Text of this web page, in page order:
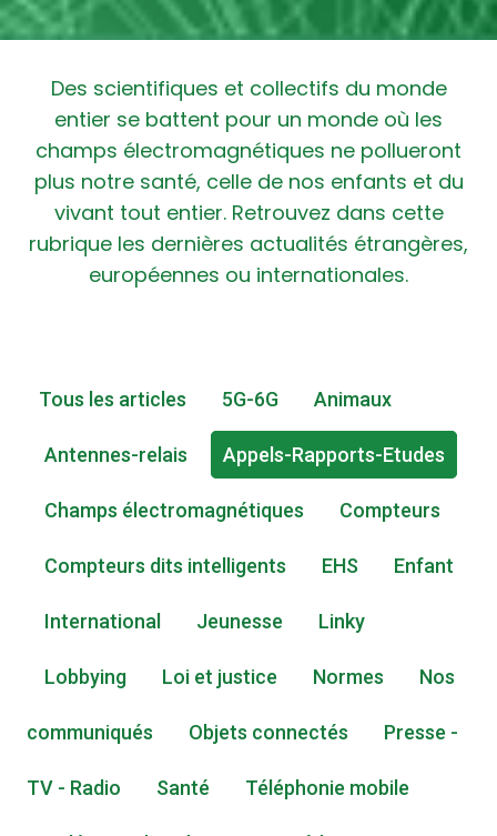
Des scientifiques et collectifs du monde
entier se battent pour un monde où les
champs électromagnétiques ne pollueront
plus notre santé, celle de nos enfants et du
vivant tout entier. Retrouvez dans cette
rubrique les dernières actualités étrangères,
européennes ou internationales.
Tous les articles 5G-6G Animaux
Antennes-relais Appels-Rapports-Etudes
Champs électromagnétiques Compteurs
Compteurs dits intelligents EHS Enfant
International Jeunesse Linky
Lobbying Loi et justice Normes Nos
communiqués Objets connectés Presse -
TV - Radio Santé Téléphonie mobile